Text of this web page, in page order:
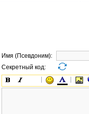
Имя (Псевдоним):
Секретный код: